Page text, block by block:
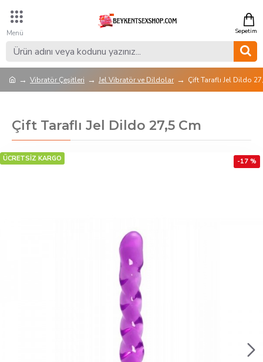
Vibratör Çeşitleri Jel Vibratör ve Dildolar Çift Taraflı Jel Dildo
Çift Taraflı Jel Dildo 27,5 Cm
ÜCRETSİZ KARGO -17 %